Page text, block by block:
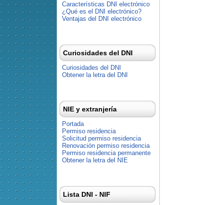
Características DNI electrónico
¿Qué es el DNI electrónico?
Ventajas del DNI electrónico
Curiosidades del DNI
Curiosidades del DNI
Obtener la letra del DNI
NIE y extranjería
Portada
Permiso residencia
Solicitud permiso residencia
Renovación permiso residencia
Permiso residencia permanente
Obtener la letra del NIE
Lista DNI - NIF